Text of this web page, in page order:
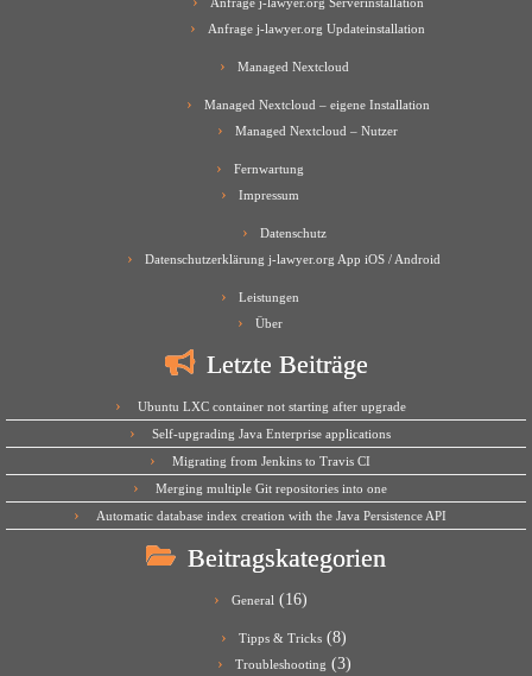
Anfrage j-lawyer.org Updateinstallation
Managed Nextcloud
Managed Nextcloud – eigene Installation
Managed Nextcloud – Nutzer
Fernwartung
Impressum
Datenschutz
Datenschutzerklärung j-lawyer.org App iOS / Android
Leistungen
Über
Letzte Beiträge
Ubuntu LXC container not starting after upgrade
Self-upgrading Java Enterprise applications
Migrating from Jenkins to Travis CI
Merging multiple Git repositories into one
Automatic database index creation with the Java Persistence API
Beitragskategorien
General(16)
Tipps & Tricks (8)
Troubleshooting (3)